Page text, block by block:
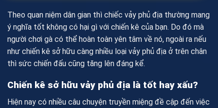
Theo quan niệm dân gian thì chiếc vảy phủ địa thường mang
ý nghĩa tốt không có hại gì với chiến kê của bạn. Do đó mà
người chơi gà có thể hoàn toàn yên tâm về nó, ngoài ra nếu
như chiến kê sở hữu càng nhiều loại vảy phủ địa ở trên chân
thì sức chiến đấu cũng tăng lên đáng kể.
Chiến kê sở hữu vảy phủ địa là tốt hay xấu?
Hiện nay có nhiều câu chuyện truyền miệng đề cập đến việc